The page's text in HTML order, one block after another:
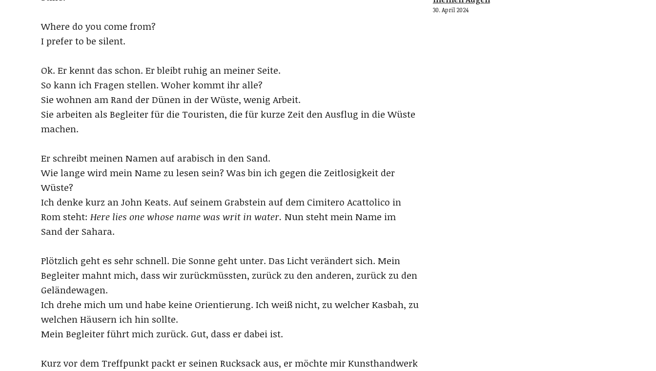
Where do you come from?
I prefer to be silent.
Ok. Er kennt das schon. Er bleibt ruhig an meiner Seite.
So kann ich Fragen stellen. Woher kommt ihr alle?
Sie wohnen am Rand der Dünen in der Wüste, wenig Arbeit.
Sie arbeiten als Begleiter für die Touristen, die für kurze Zeit den Ausflug in die Wüste
machen.
Er schreibt meinen Namen auf arabisch in den Sand.
Wie lange wird mein Name zu lesen sein? Was bin ich gegen die Zeitlosigkeit der
Wüste?
Ich denke kurz an John Keats. Auf seinem Grabstein auf dem Cimitero Acattolico in
Rom steht: Here lies one whose name was writ in water. Nun steht mein Name im
Sand der Sahara.
Plötzlich geht es sehr schnell. Die Sonne geht unter. Das Licht verändert sich. Mein
Begleiter mahnt mich, dass wir zurückmüssten, zurück zu den anderen, zurück zu den
Geländewagen.
Ich drehe mich um und habe keine Orientierung. Ich weiß nicht, zu welcher Kasbah, zu
welchen Häusern ich hin sollte.
Mein Begleiter führt mich zurück. Gut, dass er dabei ist.
Kurz vor dem Treffpunkt packt er seinen Rucksack aus, er möchte mir Kunsthandwerk
30. April 2024